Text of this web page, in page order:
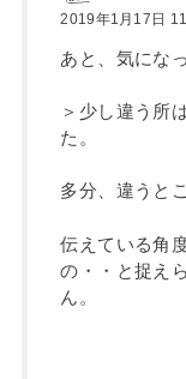
2019年1月17日
あと、気にな
＞少し違う所
た。
多分、違うと
伝えている角
の・・と捉え
ん。